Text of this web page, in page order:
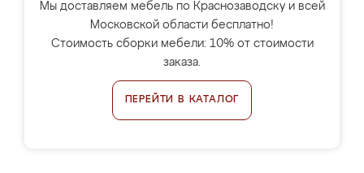
Мы доставляем мебель по Краснозаводску и всей
Московской области бесплатно!
Стоимость сборки мебели: 10% от стоимости
заказа.
ПЕРЕЙТИ В КАТАЛОГ